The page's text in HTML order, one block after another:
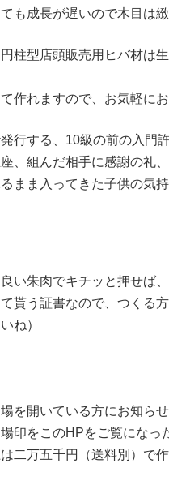
も成長が遅いので木目は
柱型店頭販売用ヒバ材は
作れますので、お気軽に
行する、10級の前の入門
、組んだ相手に感謝の礼
まま入ってきた子供の気
い朱肉でキチッと押せば
貰う証書なので、つくる
ね）
を開いている方にお知らせ
印をこのHPをご覧になっ
二万五千円（送料別）で